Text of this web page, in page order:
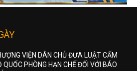
VIỆN DÂN CHỦ ĐƯA LUẬT CẤM
QUỐC PHÒNG HẠN CHẾ ĐỐI VỚI BÁO